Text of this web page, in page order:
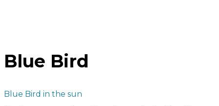
Blue Bird
Blue Bird in the sun